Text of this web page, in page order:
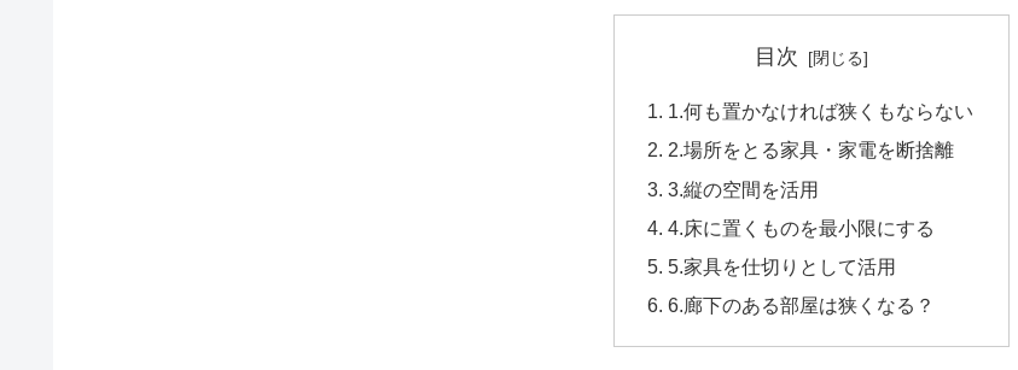
目次
1.何も置かなければ狭くもならない
2.場所をとる家具・家電を断捨離
3.縦の空間を活用
4.床に置くものを最小限にする
5.家具を仕切りとして活用
6.廊下のある部屋は狭くなる？